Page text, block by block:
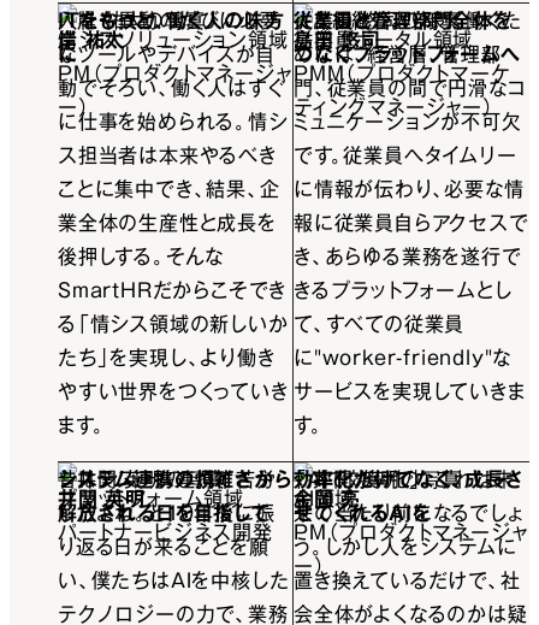
岸 祐太
情シスソリューション領域
PM（プロダクトマネージャ
ー）
ITをもっと、働く人の味方
に
入社や異動のたびに必要
なツールやデバイスが自
動でそろい、働く人はすぐ
に仕事を始められる。情シ
ス担当者は本来やるべき
ことに集中でき、結果、企
業全体の生産性と成長を
後押しする。そんな
SmartHRだからこそでき
る「情シス領域の新しいか
たち」を実現し、より働き
やすい世界をつくっていき
ます。
島田 悠司
従業員ポータル領域
PMM（プロダクトマーケ
ティングマネージャー）
従業員と管理部門全体を
つなぐプラットフォームへ
人と組織がより良く働くた
めには、経営層、管理部
門、従業員の間で円滑なコ
ミュニケーションが不可欠
です。従業員へタイムリー
に情報が伝わり、必要な情
報に従業員自らアクセスで
き、あらゆる業務を遂行で
きるプラットフォームとし
て、すべての従業員
に"worker-friendly"な
サービスを実現していきま
す。
井関 英明
プラットフォーム領域
パートナービジネス開発
システム連携の煩雑さから
解放される日を目指して
昔はシステム連携て苦労
したよね。と10年後に振
り返る日が来ることを願
い、僕たちはAIを中核した
テクノロジーの力で、業務
金岡 亮
AI領域
PM（プロダクトマネージャ
ー）
効率化だけでなく、成長さ
せてくれるAIを
「AIで効率化」。これは未
来の当たり前になるでしょ
う。しかし人をシステムに
置き換えているだけで、社
会全体がよくなるのかは疑